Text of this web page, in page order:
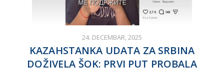
24. DECEMBAR, 2025
KAZAHSTANKA UDATA ZA SRBINA
DOŽIVELA ŠOK: PRVI PUT PROBALA